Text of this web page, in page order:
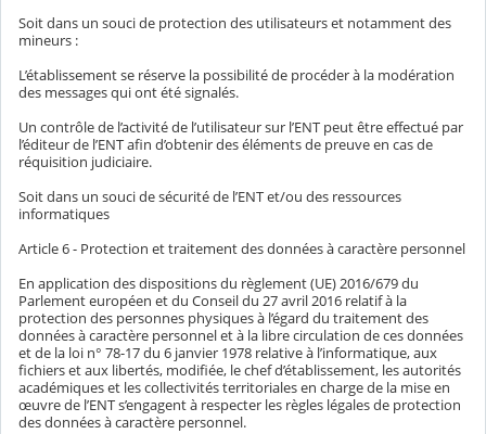
Soit dans un souci de protection des utilisateurs et notamment des
mineurs :
L’établissement se réserve la possibilité de procéder à la modération
des messages qui ont été signalés.
Un contrôle de l’activité de l’utilisateur sur l’ENT peut être effectué par
l’éditeur de l’ENT afin d’obtenir des éléments de preuve en cas de
réquisition judiciaire.
Soit dans un souci de sécurité de l’ENT et/ou des ressources
informatiques
Article 6 - Protection et traitement des données à caractère personnel
En application des dispositions du règlement (UE) 2016/679 du
Parlement européen et du Conseil du 27 avril 2016 relatif à la
protection des personnes physiques à l’égard du traitement des
données à caractère personnel et à la libre circulation de ces données
et de la loi n° 78-17 du 6 janvier 1978 relative à l’informatique, aux
fichiers et aux libertés, modifiée, le chef d’établissement, les autorités
académiques et les collectivités territoriales en charge de la mise en
œuvre de l’ENT s’engagent à respecter les règles légales de protection
des données à caractère personnel.